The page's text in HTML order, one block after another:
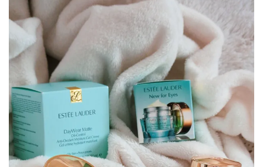
Actualités
beauté
(10)
Conseils
beauté
(54)
Favoris
et
déceptions